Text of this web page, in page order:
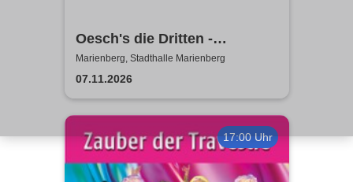
Oesch's die Dritten -
Händmade Tour 2025
Marienberg, Stadthalle Marienberg
07.11.2026
17:00 Uhr